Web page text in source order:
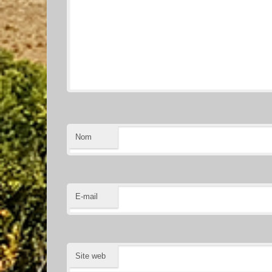
Nom
E-mail
Site web